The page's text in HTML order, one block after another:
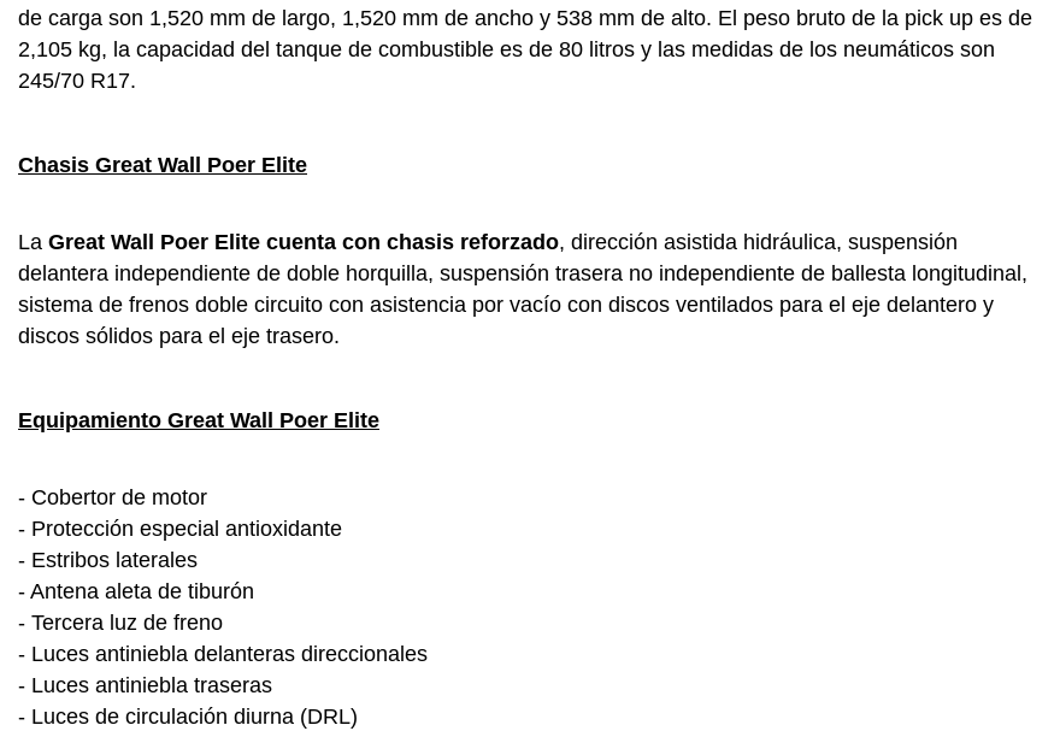
de carga son 1,520 mm de largo, 1,520 mm de ancho y 538 mm de alto. El peso bruto de la pick up es de
2,105 kg, la capacidad del tanque de combustible es de 80 litros y las medidas de los neumáticos son
245/70 R17.
Chasis Great Wall Poer Elite
La Great Wall Poer Elite cuenta con chasis reforzado, dirección asistida hidráulica, suspensión
delantera independiente de doble horquilla, suspensión trasera no independiente de ballesta longitudinal,
sistema de frenos doble circuito con asistencia por vacío con discos ventilados para el eje delantero y
discos sólidos para el eje trasero.
Equipamiento Great Wall Poer Elite
- Cobertor de motor
- Protección especial antioxidante
- Estribos laterales
- Antena aleta de tiburón
- Tercera luz de freno
- Luces antiniebla delanteras direccionales
- Luces antiniebla traseras
- Luces de circulación diurna (DRL)